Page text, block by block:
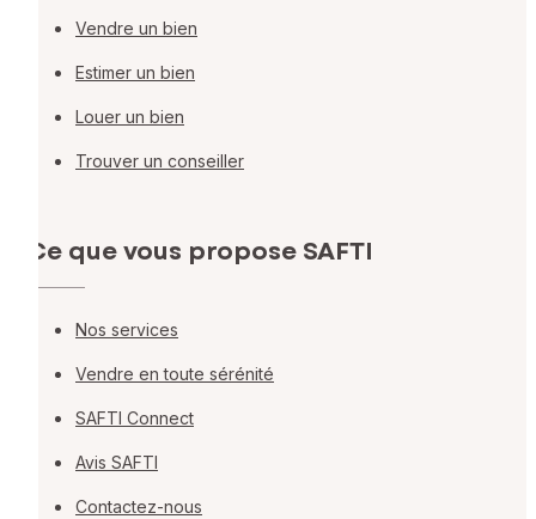
Vendre un bien
Estimer un bien
Louer un bien
Trouver un conseiller
Ce que vous propose SAFTI
Nos services
Vendre en toute sérénité
SAFTI Connect
Avis SAFTI
Contactez-nous